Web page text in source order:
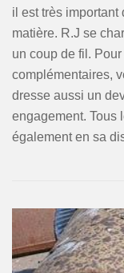
il est très important
matière. R.J se
un coup de fil.
complémentaires,
dresse aussi un
engagement. Tous
également en sa